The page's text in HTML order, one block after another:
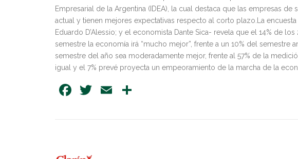
Empresarial de la Argentina (IDEA), la cual destaca que las empresas
actual y tienen mejores expectativas respecto al corto plazo.La
Eduardo D’Alessio; y el economista Dante Sica- revela que el 14% de
semestre la economía irá “mucho mejor”, frente a un 10% del semestre
semestre del año sea moderadamente mejor, frente al 57% de la
igual y el 7% prevé proyecta un empeoramiento de la marcha de la
Facebook
Twitter
Email